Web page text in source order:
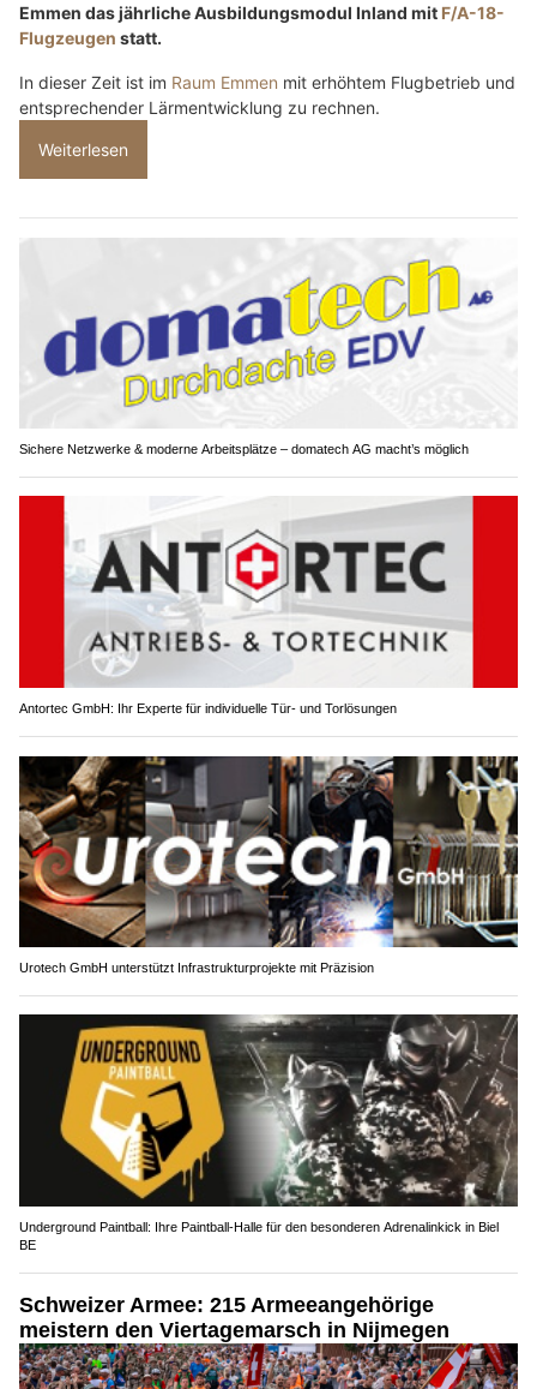
Emmen das jährliche Ausbildungsmodul Inland mit F/A-18-
Flugzeugen statt.
In dieser Zeit ist im Raum Emmen mit erhöhtem Flugbetrieb und
entsprechender Lärmentwicklung zu rechnen.
Weiterlesen
Sichere Netzwerke & moderne Arbeitsplätze – domatech AG macht’s möglich
Antortec GmbH: Ihr Experte für individuelle Tür- und Torlösungen
Urotech GmbH unterstützt Infrastrukturprojekte mit Präzision
Underground Paintball: Ihre Paintball-Halle für den besonderen Adrenalinkick in Biel
BE
Schweizer Armee: 215 Armeeangehörige
meistern den Viertagemarsch in Nijmegen